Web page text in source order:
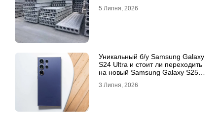
5 Липня, 2026
Уникальный б/у Samsung Galaxy
S24 Ultra и стоит ли переходить
на новый Samsung Galaxy S25
3 Липня, 2026